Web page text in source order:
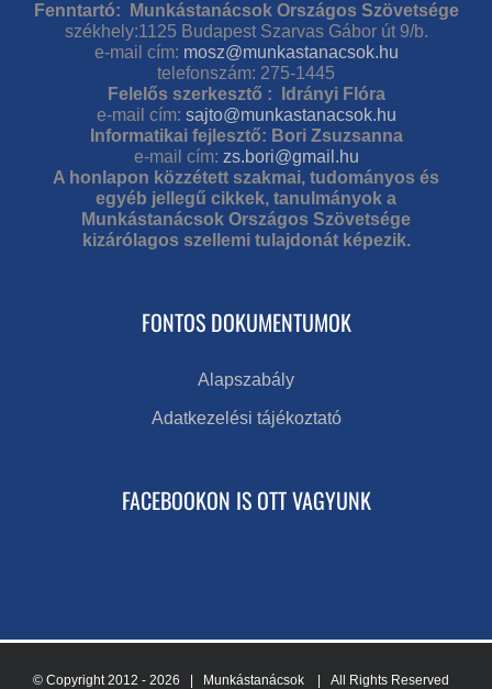
Fenntartó: Munkástanácsok Országos Szövetsége
székhely:1125 Budapest Szarvas Gábor út 9/b.
e-mail cím: mosz@munkastanacsok.hu
telefonszám: 275-1445
Felelős szerkesztő : Idrányi Flóra
e-mail cím: sajto@munkastanacsok.hu
Informatikai fejlesztő: Bori Zsuzsanna
e-mail cím: zs.bori@gmail.hu
A honlapon közzétett szakmai, tudományos és
egyéb jellegű cikkek, tanulmányok a
Munkástanácsok Országos Szövetsége
kizárólagos szellemi tulajdonát képezik.
FONTOS DOKUMENTUMOK
Alapszabály
Adatkezelési tájékoztató
FACEBOOKON IS OTT VAGYUNK
© Copyright 2012 - 2026 | Munkástanácsok | All Rights Reserved